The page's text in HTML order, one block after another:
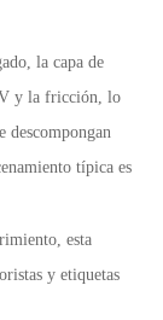
la capa de
y la fricción, lo
descompongan
típica es
esta
y etiquetas